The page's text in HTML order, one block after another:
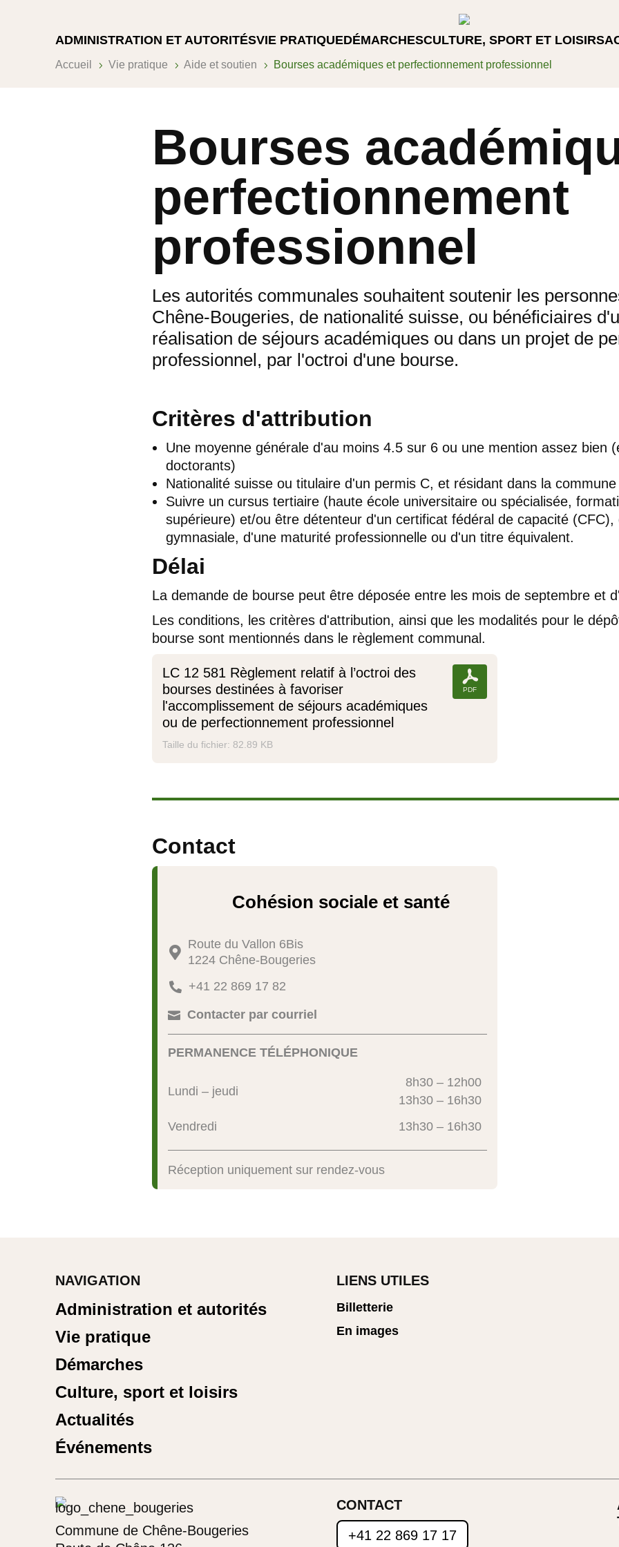
ADMINISTRATION ET AUTORITÉSVIE PRATIQUEDÉMARCHESCULTURE, SPORT ET LOISIRS
Accueil 5 Vie pratique 5 Aide et soutien 5 Bourses académiques et perfectionnement professionnel
Bourses
perfectionnement
professionnel
Les autorités communales souhaitent soutenir les
Chêne-Bougeries, de nationalité suisse, ou bénéficiaires
réalisation de séjours académiques ou dans un projet de
professionnel, par l'octroi d'une bourse.
Critères d'attribution
Une moyenne générale d'au moins 4.5 sur 6 ou une mention assez bien
doctorants)
Nationalité suisse ou titulaire d'un permis C, et résidant dans la
Suivre un cursus tertiaire (haute école universitaire ou spécialisée,
supérieure) et/ou être détenteur d'un certificat fédéral de capacité (CFC),
gymnasiale, d'une maturité professionnelle ou d'un titre équivalent.
Délai
La demande de bourse peut être déposée entre les mois de septembre et
Les conditions, les critères d'attribution, ainsi que les modalités pour le
bourse sont mentionnés dans le règlement communal.
LC 12 581 Règlement relatif à l’octroi des
bourses destinées à favoriser
l'accomplissement de séjours académiques
ou de perfectionnement professionnel
Taille du fichier: 82.89 KB
Contact
Cohésion sociale et santé

Route du Vallon 6Bis
1224 Chêne-Bougeries
 +41 22 869 17 82
 Contacter par courriel
PERMANENCE TÉLÉPHONIQUE
Lundi – jeudi
8h30 – 12h00
13h30 – 16h30
Vendredi
13h30 – 16h30
Réception uniquement sur rendez-vous
NAVIGATION
Administration et autorités
Vie pratique
Démarches
Culture, sport et loisirs
Actualités
Événements
LIENS UTILES
Billetterie
En images
Commune de Chêne-Bougeries
CONTACT
+41 22 869 17 17